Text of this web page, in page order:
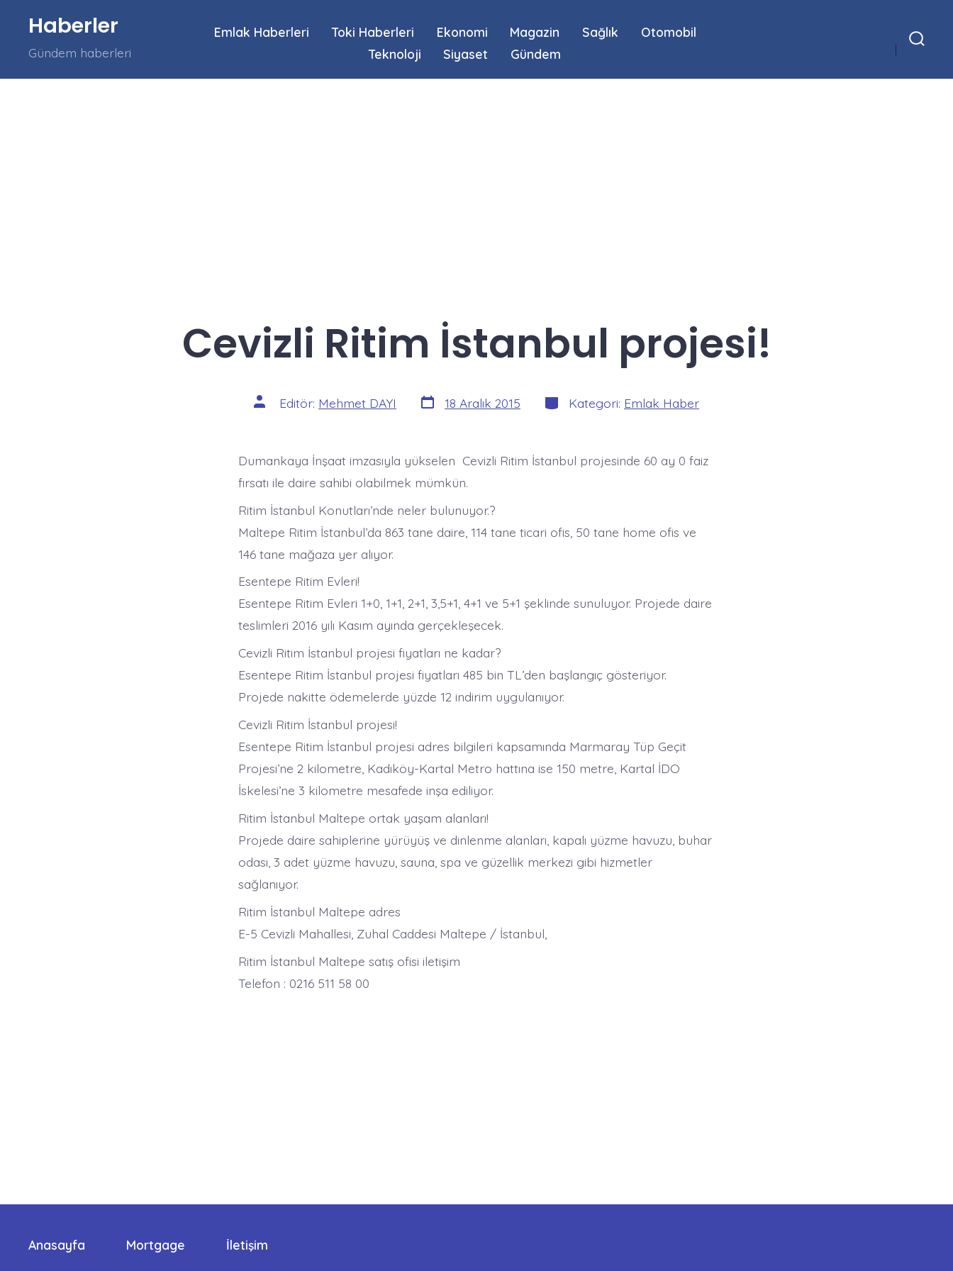
Arama
Göster/Gizle
Haberler
Gündem haberleri
Emlak Haberleri Toki Haberleri Ekonomi Magazin Sağlık
Otomobil
Teknoloji
Siyaset Gündem
Cevizli Ritim İstanbul projesi!
Yazının
yazarı
Editör: Mehmet DAYI Yazı
tarihi
18 Aralık 2015 Kategoriler
Kategori: Emlak Haber
Dumankaya İnşaat imzasıyla yükselen Cevizli Ritim İstanbul projesinde 60 ay 0 faiz
fırsatı ile daire sahibi olabilmek mümkün.
Ritim İstanbul Konutları’nde neler bulunuyor.?
Maltepe Ritim İstanbul’da 863 tane daire, 114 tane ticari ofis, 50 tane home ofis ve
146 tane mağaza yer alıyor.
Esentepe Ritim Evleri!
Esentepe Ritim Evleri 1+0, 1+1, 2+1, 3,5+1, 4+1 ve 5+1 şeklinde sunuluyor. Projede daire
teslimleri 2016 yılı Kasım ayında gerçekleşecek.
Cevizli Ritim İstanbul projesi fiyatları ne kadar?
Esentepe Ritim İstanbul projesi fiyatları 485 bin TL’den başlangıç gösteriyor.
Projede nakitte ödemelerde yüzde 12 indirim uygulanıyor.
Cevizli Ritim İstanbul projesi!
Esentepe Ritim İstanbul projesi adres bilgileri kapsamında Marmaray Tüp Geçit
Projesi’ne 2 kilometre, Kadıköy-Kartal Metro hattına ise 150 metre, Kartal İDO
İskelesi’ne 3 kilometre mesafede inşa ediliyor.
Ritim İstanbul Maltepe ortak yaşam alanları!
Projede daire sahiplerine yürüyüş ve dinlenme alanları, kapalı yüzme havuzu, buhar
odası, 3 adet yüzme havuzu, sauna, spa ve güzellik merkezi gibi hizmetler
sağlanıyor.
Ritim İstanbul Maltepe adres
E-5 Cevizli Mahallesi, Zuhal Caddesi Maltepe / İstanbul,
Ritim İstanbul Maltepe satış ofisi iletişim
Telefon : 0216 511 58 00
Anasayfa Mortgage İletişim